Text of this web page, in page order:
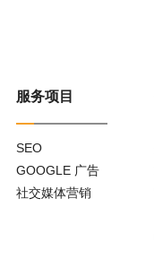
服务项目
SEO
GOOGLE 广告
社交媒体营销